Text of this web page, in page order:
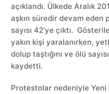
açıklandı. Ülkede Aralık
aşkın süredir devam
sayısı 42’ye çıktı.
yakın kişi yaralanırken,
dolup taştığını ve ölü
kaydetti.
Protestolar nedeniyle Yeni